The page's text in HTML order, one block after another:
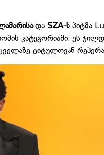
და SZA-ს ჰიტმა
კატეგორიაში. ეს
ტიტულოვან